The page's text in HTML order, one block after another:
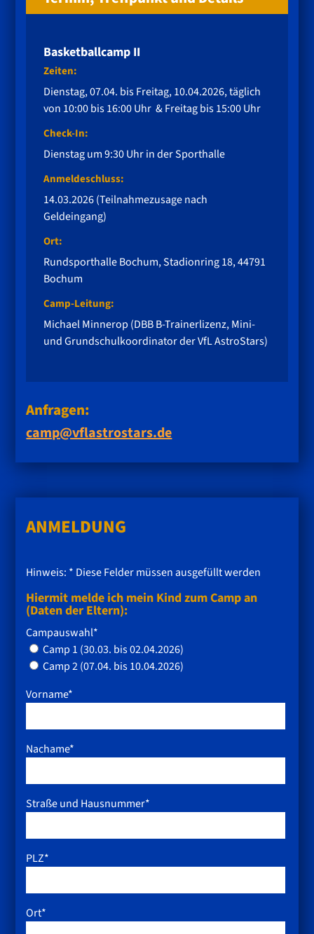
Basketballcamp II
Zeiten:
Dienstag, 07.04. bis Freitag, 10.04.2026, täglich
von 10:00 bis 16:00 Uhr & Freitag bis 15:00 Uhr
Check-In:
Dienstag um 9:30 Uhr in der Sporthalle
Anmeldeschluss:
14.03.2026 (Teilnahmezusage nach
Geldeingang)
Ort:
Rundsporthalle Bochum, Stadionring 18, 44791
Bochum
Camp-Leitung:
Michael Minnerop (DBB B-Trainerlizenz, Mini-
und Grundschulkoordinator der VfL AstroStars)
Anfragen:
camp@vflastrostars.de
ANMELDUNG
Hinweis: * Diese Felder müssen ausgefüllt werden
Hiermit melde ich mein Kind zum Camp an
(Daten der Eltern):
Campauswahl*
Camp 1 (30.03. bis 02.04.2026)
Camp 2 (07.04. bis 10.04.2026)
Vorname*
Nachame*
Straße und Hausnummer*
PLZ*
Ort*